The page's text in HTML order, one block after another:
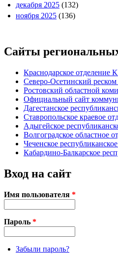
декабря 2025 (132)
ноября 2025 (136)
Сайты
Краснодарское отделение
Северо-Осетинский
Ростовский областной
Официальный сайт
Дагестанское
Ставропольское краевое
Адыгейское
Волгоградское областное
Чеченское
Кабардино-Балкарское
Вход на сайт
Имя пользователя *
Пароль *
Забыли пароль?